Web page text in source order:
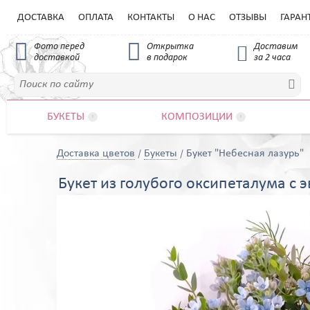

ДОСТАВКА ОПЛАТА КОНТАКТЫ О НАС ОТЗЫВЫ
 Фото перед
доставкой

Открытка
в подарок

Доставим
за 2 часа
БУКЕТЫ КОМПОЗИЦИИ
Доставка цветов Букеты Букет "Небесная лазурь"
Букет из голубого оксипеталума